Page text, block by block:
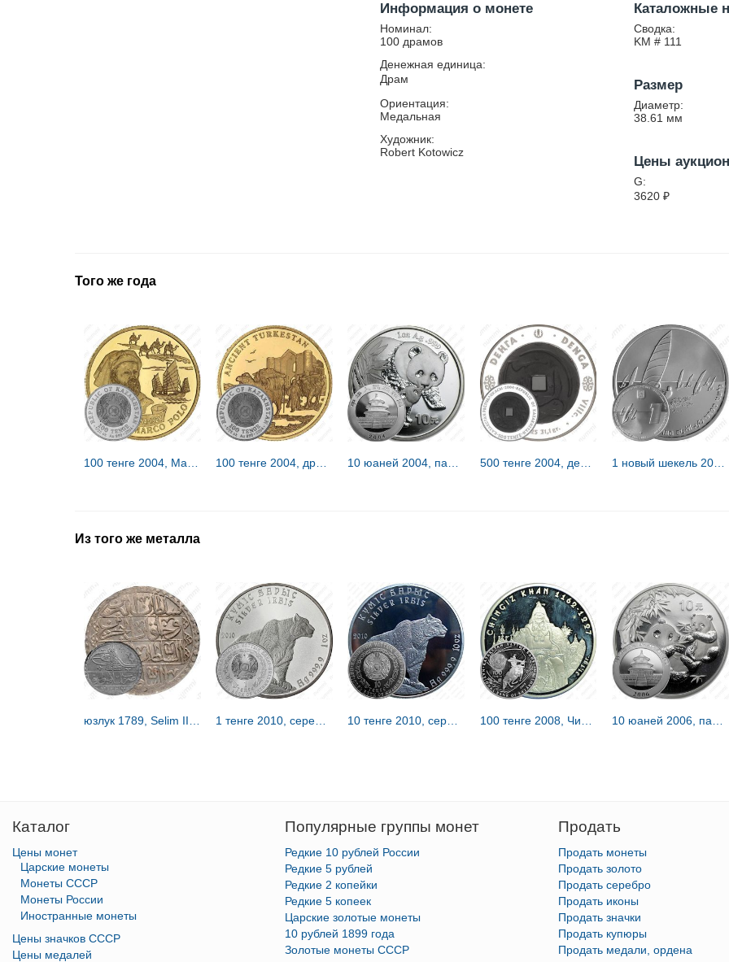
Информация о монете
Номинал:
100 драмов
Денежная единица:
Драм
Ориентация:
Медальная
Художник:
Robert Kotowicz
Каталожные
Сводка:
KM # 111
Размер
Диаметр:
38.61 мм
Цены
G:
3620 ₽
Того же года
500 тенге 2004, деньга [Казахстан] Proof 1 новый шекель 2004, виндсёрфинг [Израиль] Proof
Из того же металла
Каталог
Цены монет
Царские монеты
Монеты СССР
Монеты России
Иностранные монеты
Цены значков СССР
Цены медалей
Популярные группы монет
Редкие 10 рублей России
Редкие 5 рублей
Редкие 2 копейки
Редкие 5 копеек
Царские золотые монеты
10 рублей 1899 года
Золотые монеты СССР
Продать
Продать монеты
Продать золото
Продать серебро
Продать иконы
Продать значки
Продать купюры
Продать медали, ордена